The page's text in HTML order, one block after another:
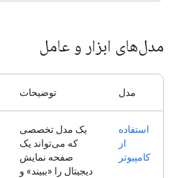
مدل‌های ابزار و عامل
مدل توضیحات
استفاده
از
کامپیوتر
یک مدل تخصصی
که می‌تواند یک
صفحه نمایش
دیجیتال را «ببیند» و